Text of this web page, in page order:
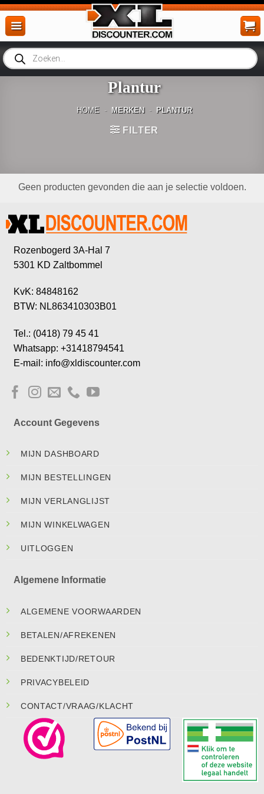
Ga
naar
inhoud
Producten
zoeken
Plantur
HOME - MERKEN - PLANTUR
FILTER
Geen producten gevonden die aan je selectie voldoen.
Rozenbogerd 3A-Hal 7
5301 KD Zaltbommel
KvK: 84848162
BTW: NL863410303B01
Tel.: (0418) 79 45 41
Whatsapp: +31418794541
E-mail: info@xldiscounter.com
Account Gegevens
MIJN DASHBOARD
MIJN BESTELLINGEN
MIJN VERLANGLIJST
MIJN WINKELWAGEN
UITLOGGEN
Algemene Informatie
ALGEMENE VOORWAARDEN
BETALEN/AFREKENEN
BEDENKTIJD/RETOUR
PRIVACYBELEID
CONTACT/VRAAG/KLACHT